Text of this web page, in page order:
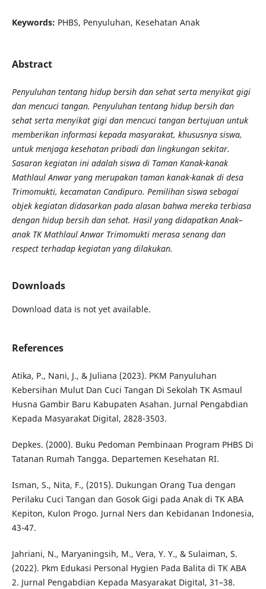
Keywords: PHBS, Penyuluhan, Kesehatan Anak
Abstract
Penyuluhan tentang hidup bersih dan sehat serta menyikat gigi
dan mencuci tangan. Penyuluhan tentang hidup bersih dan
sehat serta menyikat gigi dan mencuci tangan bertujuan untuk
memberikan informasi kepada masyarakat, khususnya siswa,
untuk menjaga kesehatan pribadi dan lingkungan sekitar.
Sasaran kegiatan ini adalah siswa di Taman Kanak-kanak
Mathlaul Anwar yang merupakan taman kanak-kanak di desa
Trimomukti, kecamatan Candipuro. Pemilihan siswa sebagai
objek kegiatan didasarkan pada alasan bahwa mereka terbiasa
dengan hidup bersih dan sehat. Hasil yang didapatkan Anak–
anak TK Mathlaul Anwar Trimomukti merasa senang dan
respect terhadap kegiatan yang dilakukan.
Downloads
Download data is not yet available.
References
Atika, P., Nani, J., & Juliana (2023). PKM Panyuluhan
Kebersihan Mulut Dan Cuci Tangan Di Sekolah TK Asmaul
Husna Gambir Baru Kabupaten Asahan. Jurnal Pengabdian
Kepada Masyarakat Digital, 2828-3503.
Depkes. (2000). Buku Pedoman Pembinaan Program PHBS Di
Tatanan Rumah Tangga. Departemen Kesehatan RI.
Isman, S., Nita, F., (2015). Dukungan Orang Tua dengan
Perilaku Cuci Tangan dan Gosok Gigi pada Anak di TK ABA
Kepiton, Kulon Progo. Jurnal Ners dan Kebidanan Indonesia,
43-47.
Jahriani, N., Maryaningsih, M., Vera, Y. Y., & Sulaiman, S.
(2022). Pkm Edukasi Personal Hygien Pada Balita di TK ABA
2. Jurnal Pengabdian Kepada Masyarakat Digital, 31–38.